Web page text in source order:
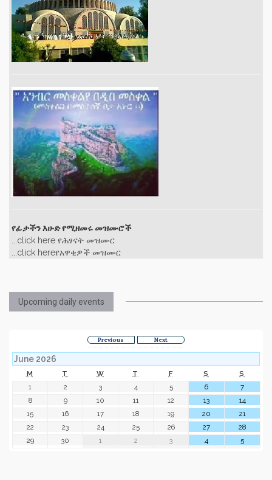
የፊታችን እሁድ የሚዘመሩ መዝሙሮች
...click here የሕፃናት መዝሙር
...click hereየአዋቂዎች መዝሙር
Upcoming daily events
Previous Next
June 2026
M T W T F S
S
1
2 3 4 5 6
7
8
9 10 11 12 13
14
15
16 17 18 19 20
21
22
23 24 25 26 27
28
29
30 1 2 3 4 5